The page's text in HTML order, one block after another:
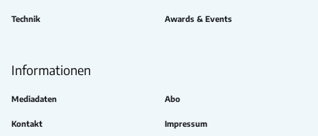
Technik Awards & Events
Informationen
Mediadaten Abo
Kontakt Impressum